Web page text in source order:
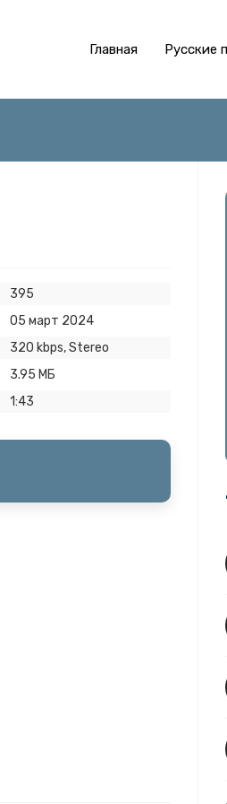
Главная Русские
395
05 март 2024
320 kbps, Stereo
3.95 МБ
1:43